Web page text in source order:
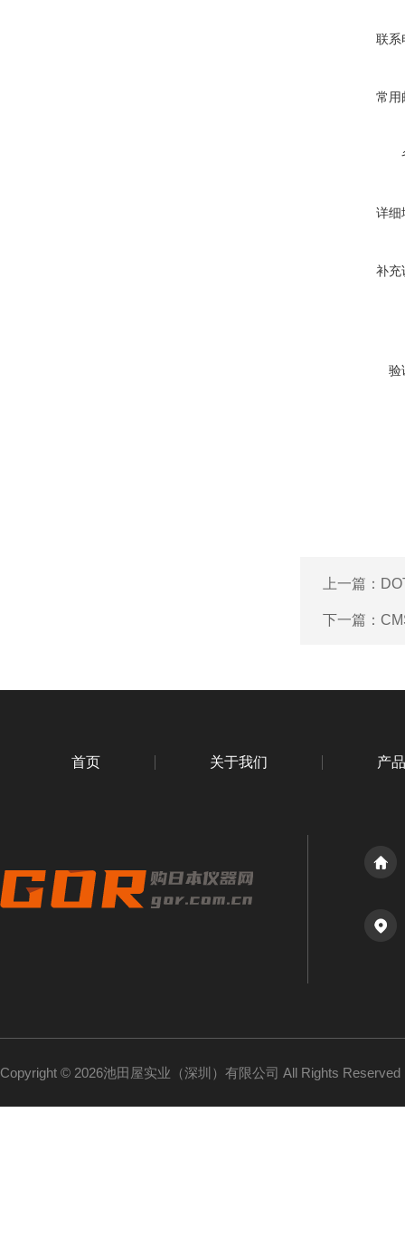
联系
常用
详细
补充
验
上一篇：
下一篇：
首页 关于我们 产
Copyright © 2026池田屋实业（深圳）有限公司 All Rights